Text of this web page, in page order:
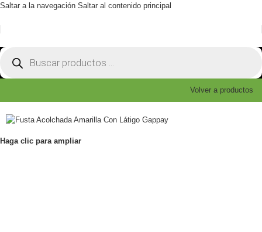
Saltar a la navegación Saltar al contenido principal
Volver a productos
Haga clic para ampliar